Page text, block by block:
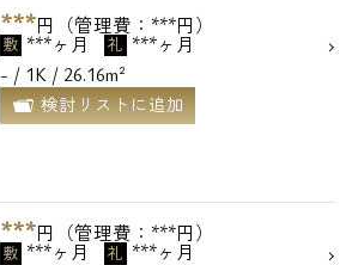
***円（管理費：***円）
敷 ***ヶ月 礼 ***ヶ月
- / 1K / 26.16m²
検討リストに追加
***円（管理費：***円）
敷 ***ヶ月 礼 ***ヶ月